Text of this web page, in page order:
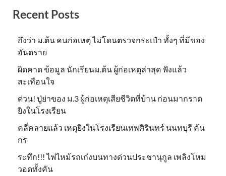
Recent Posts
ถึงว่า ม.ต้น คนก่อเหตุ ไม่โดนตรวจกระเป๋า ทั้งๆ ที่มีของ
อันตราย
ผิดคาด ข้อมูล นักเรียนม.ต้น ผู้ก่อเหตุล่าสุด ฟังแล้ว
สะเทือนใจ
ด่วน! ปู่ย่าของ ม.3 ผู้ก่อเหตุเสียชีวิตที่บ้าน ก่อนมากราด
ยิงในโรงเรียน
คลี่คลายแล้ว เหตุยิงในโรงเรียนเทพศิรินทร์ นนทบุรี ค้น
กร
ระทึก!!! ไฟไหม้รถเก๋งบนทางด่วนประชานุกูล เพลิงโหม
วอดทั้งคัน